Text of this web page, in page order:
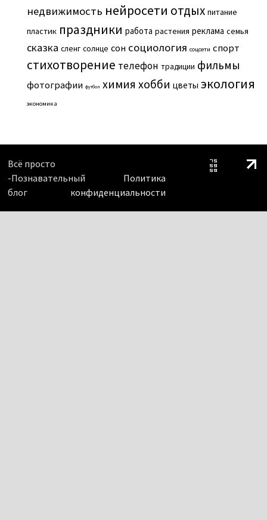
недвижимость нейросети отдых питание
пластик праздники работа растения реклама семья
сказка сленг солнце сон социология соцсети спорт
стихотворение телефон традиции фильмы
фотографии футбол химия хобби цветы экология
экономика
Всё просто
-Познавательный
блог
Политика
конфиденциальности